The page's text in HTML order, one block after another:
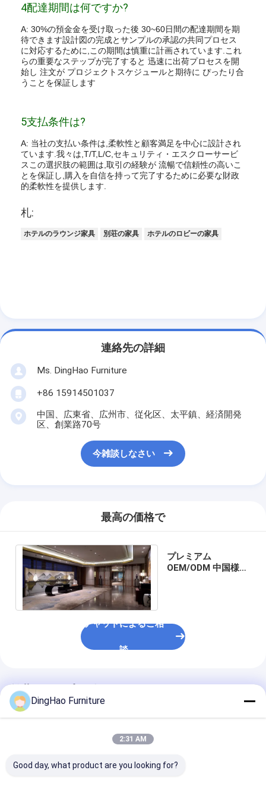
4配達期間は何ですか?
A: 30%の預金金を受け取った後 30~60日間の配達期間を期
待できます設計図の完成とサンプルの承認の共同プロセス
に対応するために,この期間は慎重に計画されています.これ
らの重要なステップが完了すると 迅速に出荷プロセスを開
始し 注文が プロジェクトスケジュールと期待に ぴったり合
うことを保証します
5支払条件は?
A: 当社の支払い条件は,柔軟性と顧客満足を中心に設計され
ています.我々は,T/T,L/C,セキュリティ・エスクローサービ
スこの選択肢の範囲は,取引の経験が 流暢で信頼性の高いこ
とを保証し,購入を自信を持って完了するために必要な財政
的柔軟性を提供します.
札:
ホテルのラウンジ家具 別荘の家具 ホテルのロビーの家具
連絡先の詳細
Ms. DingHao Furniture
+86 15914501037
中国、広東省、広州市、従化区、太平鎮、経済開発
区、創業路70号
今雑談しなさい
最高の価格で
プレミアム
OEM/ODM 中国様商
チャットによるご相
談
推薦されたプロダクト
DingHao Furniture
2:31 AM
Good day, what product are you looking for?